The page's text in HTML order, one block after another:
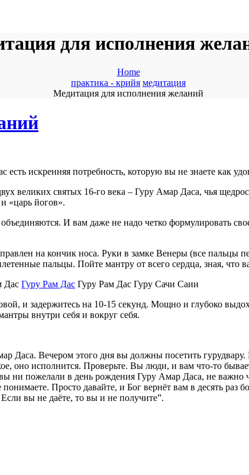
для исполнения
Home
практика - крийя медитация
Медитация для исполнения желаний
есть искренняя потребность, которую вы не знаете как
великих святых 16-го века – Гуру Амар Даса, чья
«царь йогов».
И вам даже не надо четко формулировать
на кончик носа. Руки в замке Венеры (все
пальцы. Пойте мантру от всего сердца, зная, что
Дас Гуру Рам Дас Гуру Рам Дас Гуру Сачи Саии
и задержитесь на 10-15 секунд. Мощно и глубоко
внутри себя и вокруг себя.
Даса. Вечером этого дня вы должны посетить
оно исполнится. Проверьте. Вы люди, и вам что-то
ни пожелали в день рождения Гуру Амар Даса, не
Просто давайте, и Бог вернёт вам в десять
вы не даёте, то вы и не получите”.